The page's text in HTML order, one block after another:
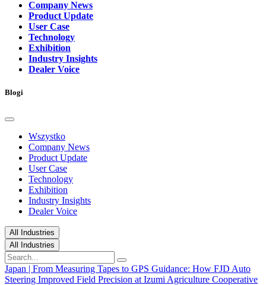
Company News
Product Update
User Case
Technology
Exhibition
Industry Insights
Dealer Voice
Blogi
Wszystko
Company News
Product Update
User Case
Technology
Exhibition
Industry Insights
Dealer Voice
All Industries
All Industries
Japan | From Measuring Tapes to GPS Guidance: How FJD Auto
Steering Improved Field Precision at Izumi Agriculture Cooperative